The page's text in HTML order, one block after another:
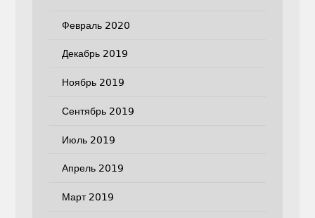
Февраль 2020
Декабрь 2019
Ноябрь 2019
Сентябрь 2019
Июль 2019
Апрель 2019
Март 2019